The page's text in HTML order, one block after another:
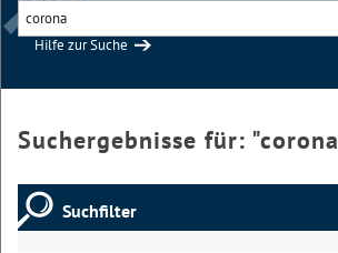
Hilfe zur Suche
Suchergebnisse für: "corona
Suchfilter